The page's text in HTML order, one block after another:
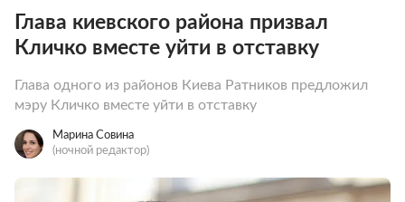
Глава киевского района призвал
Кличко вместе уйти в отставку
Глава одного из районов Киева Ратников предложил
мэру Кличко вместе уйти в отставку
Марина Совина
(ночной редактор)